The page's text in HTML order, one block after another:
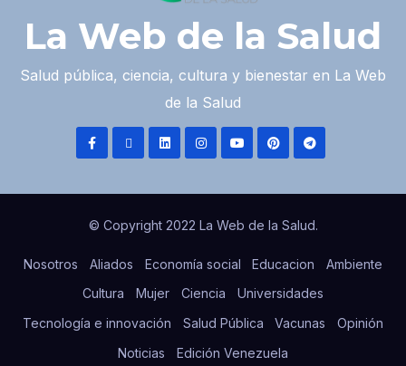
La Web de la Salud
Salud pública, ciencia, cultura y bienestar en La Web
de la Salud
© Copyright 2022 La Web de la Salud.
Nosotros Aliados Economía social Educacion
Ambiente
Cultura
Mujer Ciencia
Universidades
Tecnología e innovación
Salud Pública Vacunas
Opinión
Noticias
Edición Venezuela